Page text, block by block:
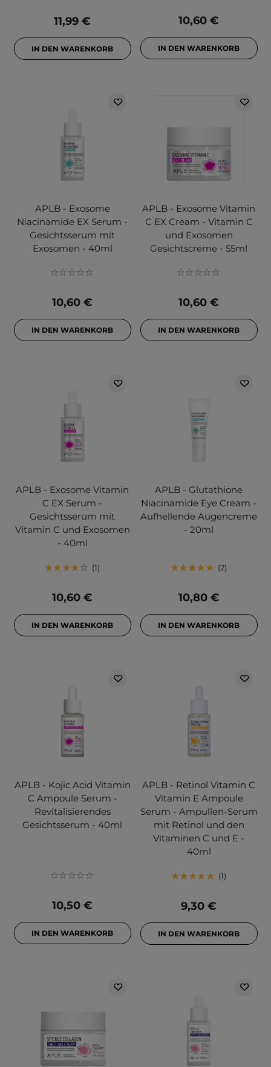
11,99 €
IN DEN WARENKORB
10,60 €
IN DEN WARENKORB
APLB - Exosome
Niacinamide EX Serum -
Gesichtsserum mit
Exosomen - 40ml
10,60 €
IN DEN WARENKORB
APLB - Exosome Vitamin
C EX Cream - Vitamin C
und Exosomen
Gesichtscreme - 55ml
10,60 €
IN DEN WARENKORB
APLB - Exosome Vitamin
C EX Serum -
Gesichtsserum mit
Vitamin C und Exosomen
- 40ml
1
10,60 €
IN DEN WARENKORB
APLB - Glutathione
Niacinamide Eye Cream -
Aufhellende Augencreme
- 20ml
2
10,80 €
IN DEN WARENKORB
APLB - Kojic Acid Vitamin
C Ampoule Serum -
Revitalisierendes
Gesichtsserum - 40ml
10,50 €
IN DEN WARENKORB
APLB - Retinol Vitamin C
Vitamin E Ampoule
Serum - Ampullen-Serum
mit Retinol und den
Vitaminen C und E -
40ml
1
9,30 €
IN DEN WARENKORB